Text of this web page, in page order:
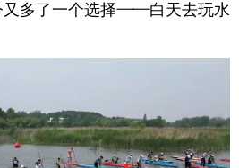
又多了一个选择——白天去玩水